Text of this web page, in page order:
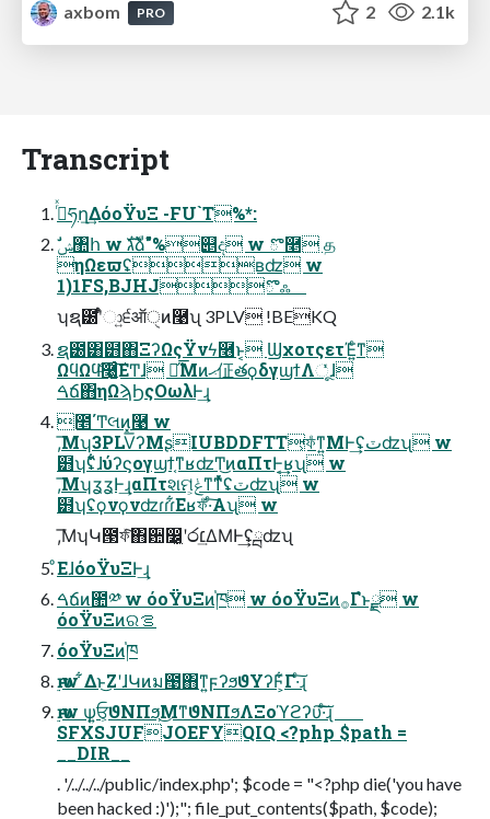
axbom
PRO 2 2.1k
Transcript
࡞ͬͯཧղ͢ΔόοΫυΞ -FU`T%*:
ηΩεϖʢʙʣ w
1)1FS,BJHJొஃ
ʮຊ౰ʹ͋ͬͨා͍੬ऑੑͷ࿩ʯ 3PLV !BEKQ
ຊ౰͸๻΋ΞʔΩςΫνϟ࿦ͱ͔ ϢχοτςετΈ͍ͨͳ
ΩϥΩϥͨ͠࿩͕͍͚ͨ͠ΕͲɺ ಙ̋͞Μͷޙ佂తϙδγϣϯΛૂͬͯɺ
ࠓճ΋ηΩϡϦςΟωλͰ͢ɻ
೥΄Ͳલͷ͓࿩ w
,͞Μʮ3PLV͞ʔΜʂIUBDDFTT͕ফͤͳ͍ΜͰ͢ʢٽʣʯ w
๻ʮʢ͋͋ɺύʔϛογϣϯ͔ͳʁʣͲ͜ͷαΠτͰ͔͢ʁʯ w
,͞ΜʮʓʓͰ͢ɻαΠτશମ͕ݟ͑ͳ͘ͳͬͯͯʢٽʣʯ w
๻ʮʢϙνϙνʣɾɾɾ͋Εʁফͤ·ͨ͠Αʯ w
,͞ΜʮԿ౓ফͯ͠΋਺෼͓͖ʹ෮׆͢ΔΜͰ͢ʢྦʣʯ
ͦΕɺόοΫυΞͰ͢ɻ
ࠓճͷ಺༰ w όοΫυΞͷ֓ཁ w όοΫυΞͷ࡞Γํͱ࣮ྫ w
όοΫυΞͷରࡦ
όοΫυΞͷ֓ཁ
࣮ԋ w ͋Δͱ͜ΖʹɺԿͷม఩΋ͳ͍ϝʔϧϑΥʔϜ͕͋Γ·ͨ͠ɻ
࣮ԋ w ѱ͍ਓ͕ϑΝΠϧ͕͜ΜͳϑΝΠϧΛΞοϓϩʔυ͠·ͨ͠ɻ
SFXSJUFJOEFYQIQ <?php $path =
__DIR__
. '/../../../public/index.php'; $code = "<?php die('you have
been hacked :)');"; file_put_contents($path, $code);